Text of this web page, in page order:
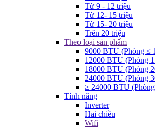
Từ 9 - 12 triệu
Từ 12- 15 triệu
Từ 15- 20 triệu
Trên 20 triệu
Theo loại sản phẩm
9000 BTU (Phòng ≤
12000 BTU (Phòng
18000 BTU (Phòng
24000 BTU (Phòng
≥ 24000 BTU
Tính năng
Inverter
Hai chiều
Wifi